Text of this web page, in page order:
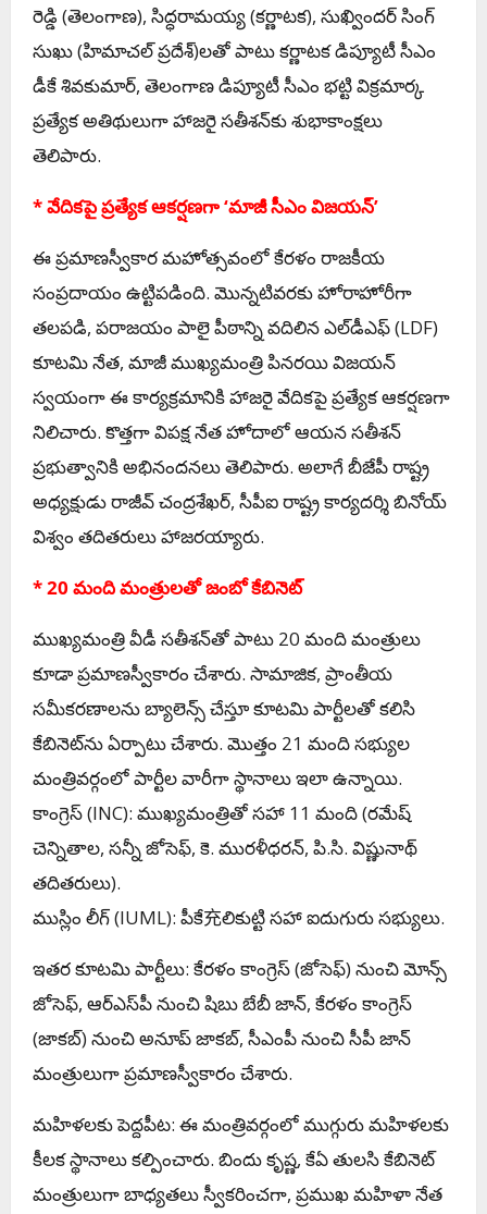
రెడ్డి (తెలంగాణ), సిద్ధరామయ్య (కర్ణాటక), సుఖ్విందర్ సింగ్
సుఖు (హిమాచల్ ప్రదేశ్)లతో పాటు కర్ణాటక డిప్యూటీ సీఎం
డీకే శివకుమార్, తెలంగాణ డిప్యూటీ సీఎం భట్టి విక్రమార్క
ప్రత్యేక అతిథులుగా హాజరై సతీశన్‌కు శుభాకాంక్షలు
తెలిపారు.
* వేదికపై ప్రత్యేక ఆకర్షణగా ‘మాజీ సీఎం విజయన్’
ఈ ప్రమాణస్వీకార మహోత్సవంలో కేరళం రాజకీయ
సంప్రదాయం ఉట్టిపడింది. మొన్నటివరకు హోరాహోరీగా
తలపడి, పరాజయం పాలై పీఠాన్ని వదిలిన ఎల్‌డీఎఫ్ (LDF)
కూటమి నేత, మాజీ ముఖ్యమంత్రి పినరయి విజయన్
స్వయంగా ఈ కార్యక్రమానికి హాజరై వేదికపై ప్రత్యేక ఆకర్షణగా
నిలిచారు. కొత్తగా విపక్ష నేత హోదాలో ఆయన సతీశన్
ప్రభుత్వానికి అభినందనలు తెలిపారు. అలాగే బీజేపీ రాష్ట్ర
అధ్యక్షుడు రాజీవ్ చంద్రశేఖర్, సీపీఐ రాష్ట్ర కార్యదర్శి బినోయ్
విశ్వం తదితరులు హాజరయ్యారు.
* 20 మంది మంత్రులతో జంబో కేబినెట్
ముఖ్యమంత్రి వీడీ సతీశన్‌తో పాటు 20 మంది మంత్రులు
కూడా ప్రమాణస్వీకారం చేశారు. సామాజిక, ప్రాంతీయ
సమీకరణాలను బ్యాలెన్స్ చేస్తూ కూటమి పార్టీలతో కలిసి
కేబినెట్‌ను ఏర్పాటు చేశారు. మొత్తం 21 మంది సభ్యుల
మంత్రివర్గంలో పార్టీల వారీగా స్థానాలు ఇలా ఉన్నాయి.
కాంగ్రెస్ (INC): ముఖ్యమంత్రితో సహా 11 మంది (రమేష్
చెన్నితాల, సన్నీ జోసెఫ్, కె. మురళీధరన్, పి.సి. విష్ణునాథ్
తదితరులు).
ముస్లిం లీగ్ (IUML): పీకే充లికుట్టి సహా ఐదుగురు సభ్యులు.
ఇతర కూటమి పార్టీలు: కేరళం కాంగ్రెస్ (జోసెఫ్) నుంచి మోన్స్
జోసెఫ్, ఆర్‌ఎస్‌పీ నుంచి షిబు బేబీ జాన్, కేరళం కాంగ్రెస్
(జాకబ్) నుంచి అనూప్ జాకబ్, సీఎంపీ నుంచి సీపీ జాన్
మంత్రులుగా ప్రమాణస్వీకారం చేశారు.
మహిళలకు పెద్దపీట: ఈ మంత్రివర్గంలో ముగ్గురు మహిళలకు
కీలక స్థానాలు కల్పించారు. బిందు కృష్ణ, కేఏ తులసి కేబినెట్
మంత్రులుగా బాధ్యతలు స్వీకరించగా, ప్రముఖ మహిళా నేత